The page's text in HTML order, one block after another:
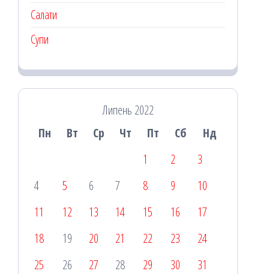
Салати
Супи
Липень 2022
Пн
Вт Ср Чт Пт Сб
Нд
1
2
3
4
5 6 7 8 9
10
11
12 13 14 15 16
17
18
19 20 21 22 23
24
25
26 27 28 29 30
31